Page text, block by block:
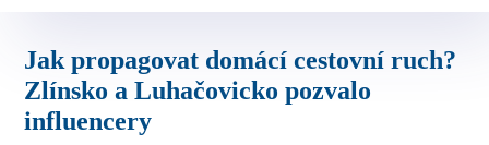
Jak propagovat domácí cestovní ruch?
Zlínsko a Luhačovicko pozvalo
influencery